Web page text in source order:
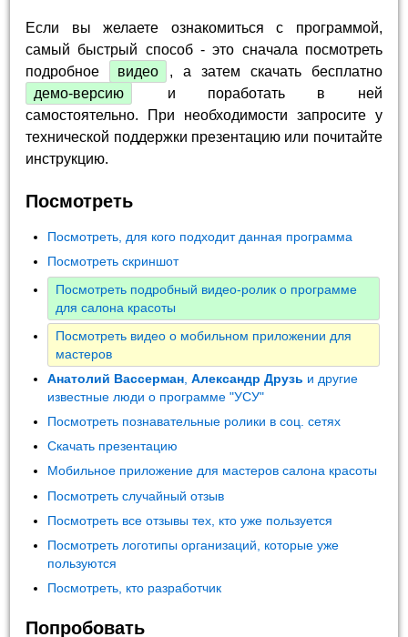
Если вы желаете ознакомиться с программой,
самый быстрый способ - это сначала посмотреть
подробное
видео
, а затем скачать бесплатно
демо-версию
и поработать в ней
самостоятельно. При необходимости запросите у
технической поддержки презентацию или почитайте
инструкцию.
Посмотреть
Посмотреть, для кого подходит данная программа
Посмотреть скриншот
Посмотреть подробный видео-ролик о программе
для салона красоты
Посмотреть видео о мобильном приложении для
мастеров
Анатолий Вассерман ,Александр Друзь и другие
известные люди о программе "УСУ"
Посмотреть познавательные ролики в соц. сетях
Скачать презентацию
Мобильное приложение для мастеров салона красоты
Посмотреть случайный отзыв
Посмотреть все отзывы тех, кто уже пользуется
Посмотреть логотипы организаций, которые уже
пользуются
Посмотреть, кто разработчик
Попробовать